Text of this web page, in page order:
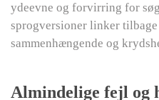
ydeevne og forvirring for
sprogversioner linker
sammenhængende og
Almindelige fejl og